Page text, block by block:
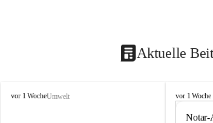
Aktuelle
V
vor 1 WocheUmwelt
V
vor 1 Woche
Notar-